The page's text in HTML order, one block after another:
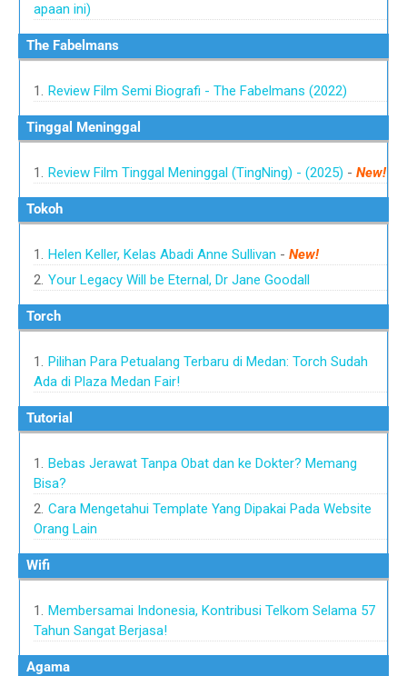
apaan ini)
The Fabelmans
Review Film Semi Biografi - The Fabelmans (2022)
Tinggal Meninggal
Review Film Tinggal Meninggal (TingNing) - (2025) -New!
Tokoh
Helen Keller, Kelas Abadi Anne Sullivan -New!
Your Legacy Will be Eternal, Dr Jane Goodall
Torch
Pilihan Para Petualang Terbaru di Medan: Torch Sudah
Ada di Plaza Medan Fair!
Tutorial
Bebas Jerawat Tanpa Obat dan ke Dokter? Memang
Bisa?
Cara Mengetahui Template Yang Dipakai Pada Website
Orang Lain
Wifi
Membersamai Indonesia, Kontribusi Telkom Selama 57
Tahun Sangat Berjasa!
agama